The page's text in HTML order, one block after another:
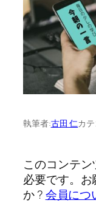
執筆者:古田 仁カ
このコンテ
必要です。お
か ?会員につ